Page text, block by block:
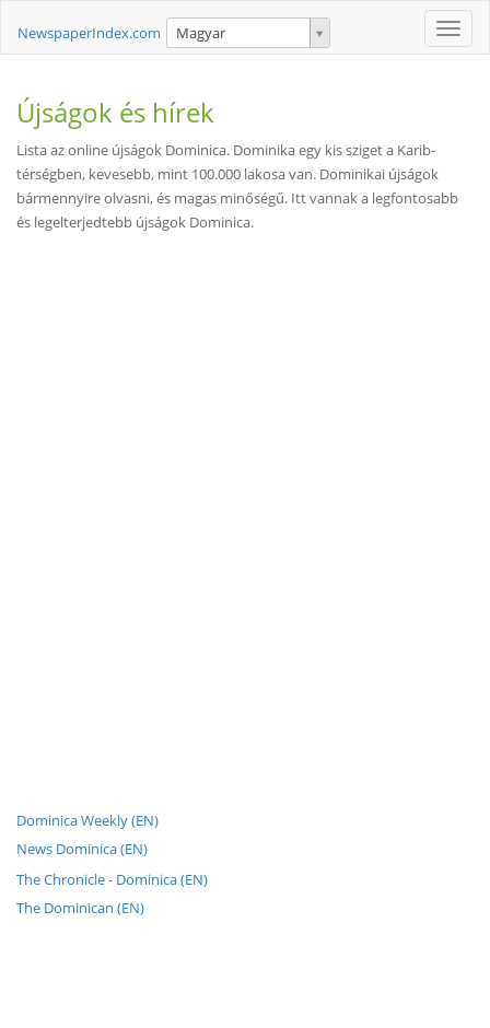
Toggle
NewspaperIndex.com Magyar
Újságok és hírek
Lista az online újságok Dominica. Dominika egy kis sziget a Karib-
térségben, kevesebb, mint 100.000 lakosa van. Dominikai újságok
bármennyire olvasni, és magas minőségű. Itt vannak a legfontosabb
és legelterjedtebb újságok Dominica.
Dominica Weekly (EN)
News Dominica (EN)
The Chronicle - Dominica (EN)
The Dominican (EN)